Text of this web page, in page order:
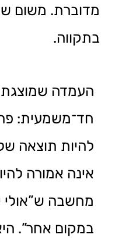
מדוברת. משום
בתקווה.
העמדה שמוצגת
חד־משמעית:
להיות תוצאה
אינה אמורה
מחשבה ש”אולי
במקום אחר”.